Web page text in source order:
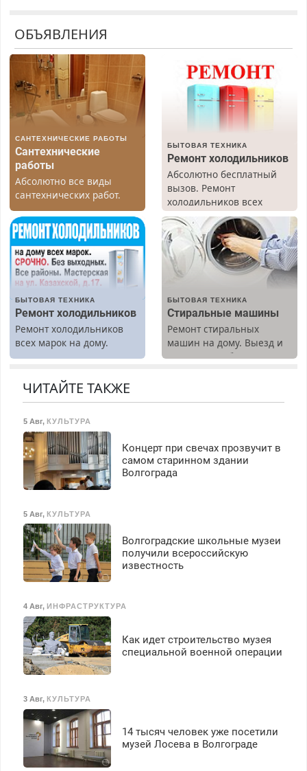
ОБЪЯВЛЕНИЯ
САНТЕХНИЧЕСКИЕ РАБОТЫ
Сантехнические
работы
Абсолютно все виды
сантехнических работ.
Быстро. Качественно.
Недорого.
БЫТОВАЯ ТЕХНИКА
Ремонт холодильников
Абсолютно бесплатный
вызов. Ремонт
холодильников всех
марок на дому, с
гарантией. Все р-ны.
Срочно. Без выходных.
Пенсионерам – скидки до
40%. Мастер со стажем.
БЫТОВАЯ ТЕХНИКА
Ремонт холодильников
Ремонт холодильников
всех марок на дому.
БЫТОВАЯ ТЕХНИКА
Стиральные машины
Ремонт стиральных
машин на дому. Выезд и
диагностика бесплатно.
ЧИТАЙТЕ ТАКЖЕ
5 Авг, КУЛЬТУРА
Концерт при свечах прозвучит в
самом старинном здании
Волгограда
5 Авг, КУЛЬТУРА
Волгоградские школьные музеи
получили всероссийскую
известность
4 Авг, ИНФРАСТРУКТУРА
Как идет строительство музея
специальной военной операции
3 Авг, КУЛЬТУРА
14 тысяч человек уже посетили
музей Лосева в Волгограде